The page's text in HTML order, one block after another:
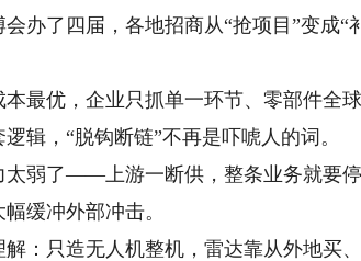
了四届，各地招商从“抢项目”变成“
优，企业只抓单一环节、零部件全球
辑，“脱钩断链”不再是吓唬人的词。
弱了——上游一断供，整条业务就要停
缓冲外部冲击。
只造无人机整机，雷达靠从外地买